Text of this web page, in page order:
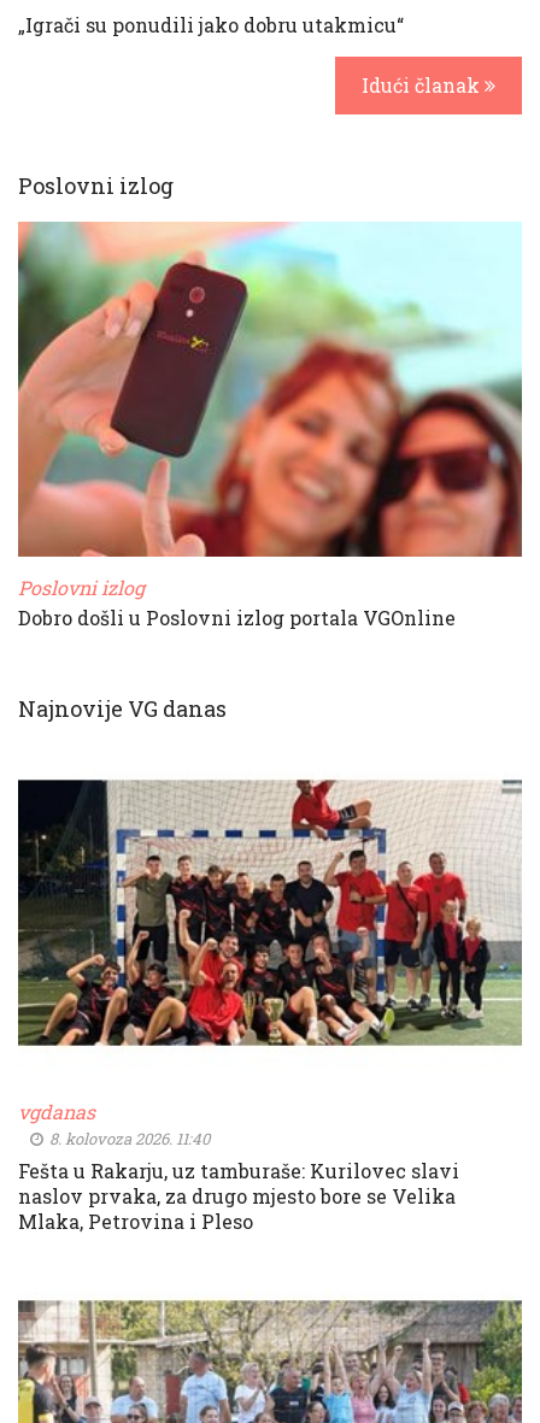
„Igrači su ponudili jako dobru utakmicu“
Idući članak
Poslovni izlog
Poslovni izlog
Dobro došli u Poslovni izlog portala VGOnline
Najnovije VG danas
vgdanas
8. kolovoza 2026. 11:40
Fešta u Rakarju, uz tamburaše: Kurilovec slavi
naslov prvaka, za drugo mjesto bore se Velika
Mlaka, Petrovina i Pleso